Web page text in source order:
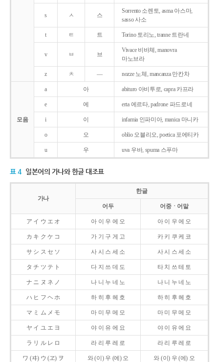
s ㅅ 스
Sorrento 소렌토, asma 아스마,
sasso 사소
t ㅌ 트 Torino 토리노, tranne 트란네
v ㅂ 브
Vivace 비바체, manovra
마노브라
z ㅊ ― nozze 노체, mancanza 만칸차
모음
a 아 abituro 아비투로, capra 카프라
e 에 erta 에르타, padrone 파드로네
i 이 infamia 인파미아, manica 마니카
o 오 oblio 오블리오, poetica 포에티카
u 우 uva 우바, spuma 스푸마
표 4 일본어의 가나와 한글 대조표
가나
한글
어두 어중ㆍ어말
ア イ ウ エ オ 아 이 우 에 오 아 이 우 에 오
カ キ ク ケ コ 가 기 구 게 고 카 키 쿠 케 코
サ シ ス セ ソ 사 시 스 세 소 사 시 스 세 소
タ チ ツ テ ト 다 지 쓰 데 도 타 치 쓰 테 토
ナ ニ ヌ ネ ノ 나 니 누 네 노 나 니 누 네 노
ハ ヒ フ ヘ ホ 하 히 후 헤 호 하 히 후 헤 호
マ ミ ム メ モ 마 미 무 메 모 마 미 무 메 모
ヤ イ ユ エ ヨ 야 이 유 에 요 야 이 유 에 요
ラ リ ル レ ロ 라 리 루 레 로 라 리 루 레 로
ワ (ヰ) ウ (ヱ) ヲ 와 (이) 우 (에) 오 와 (이) 우 (에) 오